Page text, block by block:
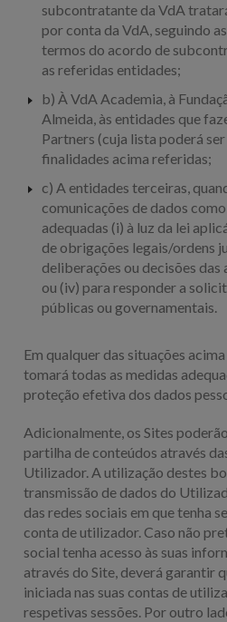
subcontratante da VdA
por conta da VdA, seguindo
termos do acordo de
as referidas entidades;
b) À VdA Academia, à
Almeida, às entidades que
Partners (cuja lista poderá
finalidades acima referidas;
c) A entidades terceiras,
comunicações de dados
adequadas (i) à luz da lei
de obrigações legais/ordens
deliberações ou decisões
ou (iv) para responder a
públicas ou governamentais.
Em qualquer das situações
tomará todas as medidas
proteção efetiva dos dados
Adicionalmente, os Sites
partilha de conteúdos através
Utilizador. A utilização destes
transmissão de dados do
das redes sociais em que tenha
conta de utilizador. Caso não
social tenha acesso às suas
através do Site, deverá garantir
iniciada nas suas contas de
respetivas sessões. Por outro